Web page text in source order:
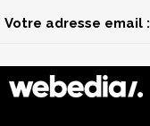
Votre adresse email :